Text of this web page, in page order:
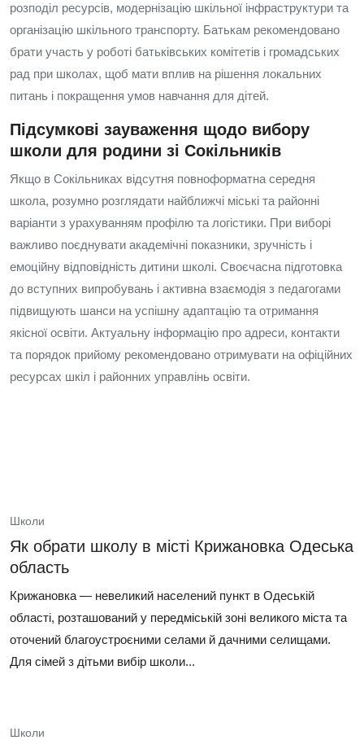
розподіл ресурсів, модернізацію шкільної інфраструктури та
організацію шкільного транспорту. Батькам рекомендовано
брати участь у роботі батьківських комітетів і громадських
рад при школах, щоб мати вплив на рішення локальних
питань і покращення умов навчання для дітей.
Підсумкові зауваження щодо вибору
школи для родини зі Сокільників
Якщо в Сокільниках відсутня повноформатна середня
школа, розумно розглядати найближчі міські та районні
варіанти з урахуванням профілю та логістики. При виборі
важливо поєднувати академічні показники, зручність і
емоційну відповідність дитини школі. Своєчасна підготовка
до вступних випробувань і активна взаємодія з педагогами
підвищують шанси на успішну адаптацію та отримання
якісної освіти. Актуальну інформацію про адреси, контакти
та порядок прийому рекомендовано отримувати на офіційних
ресурсах шкіл і районних управлінь освіти.
Школи
Як обрати школу в місті Крижановка Одеська
область
Крижановка — невеликий населений пункт в Одеській
області, розташований у передміській зоні великого міста та
оточений благоустроєними селами й дачними селищами.
Для сімей з дітьми вибір школи...
Школи